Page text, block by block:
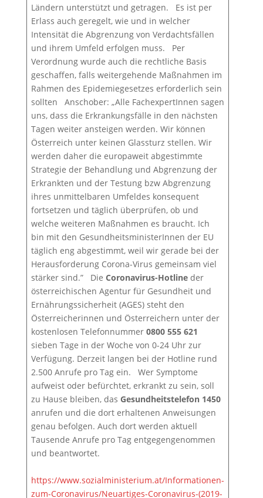
Ländern unterstützt und getragen. Es ist per
Erlass auch geregelt, wie und in welcher
Intensität die Abgrenzung von Verdachtsfällen
und ihrem Umfeld erfolgen muss. Per
Verordnung wurde auch die rechtliche Basis
geschaffen, falls weitergehende Maßnahmen im
Rahmen des Epidemiegesetzes erforderlich sein
sollten Anschober: „Alle FachexpertInnen sagen
uns, dass die Erkrankungsfälle in den nächsten
Tagen weiter ansteigen werden. Wir können
Österreich unter keinen Glassturz stellen. Wir
werden daher die europaweit abgestimmte
Strategie der Behandlung und Abgrenzung der
Erkrankten und der Testung bzw Abgrenzung
ihres unmittelbaren Umfeldes konsequent
fortsetzen und täglich überprüfen, ob und
welche weiteren Maßnahmen es braucht. Ich
bin mit den GesundheitsministerInnen der EU
täglich eng abgestimmt, weil wir gerade bei der
Herausforderung Corona-Virus gemeinsam viel
stärker sind.” Die Coronavirus-Hotlineder
österreichischen Agentur für Gesundheit und
Ernährungssicherheit (AGES) steht den
Österreicherinnen und Österreichern unter der
kostenlosen Telefonnummer 0800 555 621
sieben Tage in der Woche von 0-24 Uhr zur
Verfügung. Derzeit langen bei der Hotline rund
2.500 Anrufe pro Tag ein. Wer Symptome
aufweist oder befürchtet, erkrankt zu sein, soll
zu Hause bleiben, das Gesundheitstelefon 1450
anrufen und die dort erhaltenen Anweisungen
genau befolgen. Auch dort werden aktuell
Tausende Anrufe pro Tag entgegengenommen
und beantwortet.
https://www.sozialministerium.at/Informationen-
zum-Coronavirus/Neuartiges-Coronavirus-(2019-